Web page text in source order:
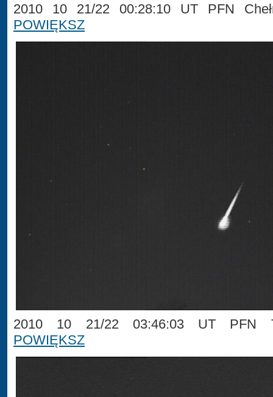
2010 10 21/22 00:28:10 UT PFN
POWIĘKSZ
2010 10 21/22 03:46:03 UT PFN
POWIĘKSZ